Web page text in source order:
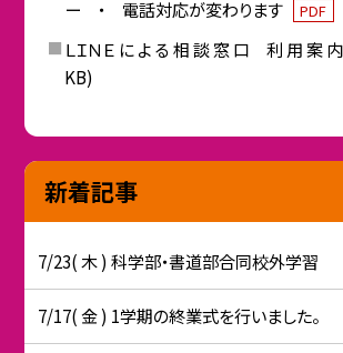
ー ・ 電話対応が変わります
PDF
ＬＩＮＥ に よ る 相 談 窓 口 利 用 案 内
KB)
新着記事
7/23( 木 ) 科学部・書道部合同校外学習
7/17( 金 ) 1学期の終業式を行いました。